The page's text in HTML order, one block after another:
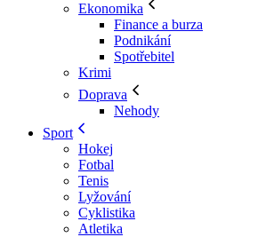
Ekonomika
Finance a burza
Podnikání
Spotřebitel
Krimi
Doprava
Nehody
Sport
Hokej
Fotbal
Tenis
Lyžování
Cyklistika
Atletika